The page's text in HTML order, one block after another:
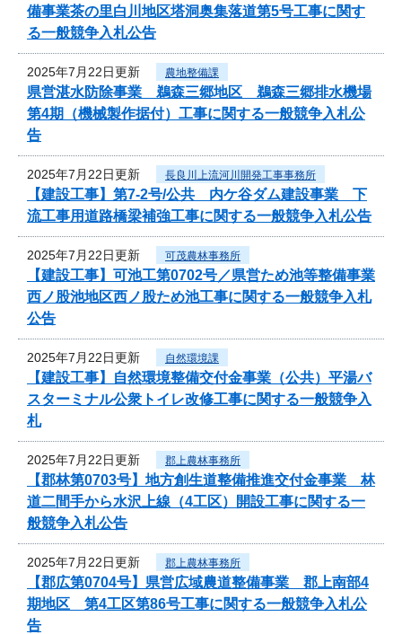
備事業茶の里白川地区塔洞奥集落道第5号工事に関す
る一般競争入札公告
2025年7月22日更新 農地整備課
県営湛水防除事業 鵜森三郷地区 鵜森三郷排水機場
第4期（機械製作据付）工事に関する一般競争入札公
告
2025年7月22日更新 長良川上流河川開発工事事務所
【建設工事】第7-2号/公共 内ケ谷ダム建設事業 下
流工事用道路橋梁補強工事に関する一般競争入札公告
2025年7月22日更新 可茂農林事務所
【建設工事】可池工第0702号／県営ため池等整備事業
西ノ股池地区西ノ股ため池工事に関する一般競争入札
公告
2025年7月22日更新 自然環境課
【建設工事】自然環境整備交付金事業（公共）平湯バ
スターミナル公衆トイレ改修工事に関する一般競争入
札
2025年7月22日更新 郡上農林事務所
【郡林第0703号】地方創生道整備推進交付金事業 林
道二間手から水沢上線（4工区）開設工事に関する一
般競争入札公告
2025年7月22日更新 郡上農林事務所
【郡広第0704号】県営広域農道整備事業 郡上南部4
期地区 第4工区第86号工事に関する一般競争入札公
告